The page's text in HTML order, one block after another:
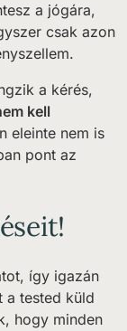
a jógára,
csak azon
a kérés,
kell
eleinte nem is
pont az
így igazán
a tested küld
hogy minden